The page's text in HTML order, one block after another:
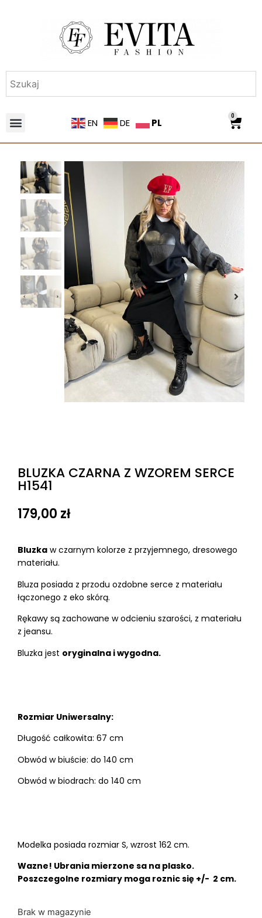
EN DE PL
0
BLUZKA CZARNA Z WZOREM SERCE
H1541
179,00 zł
Bluzka w czarnym kolorze z przyjemnego, dresowego
materiału.
Bluza posiada z przodu ozdobne serce z materiału
łączonego z eko skórą.
Rękawy są zachowane w odcieniu szarości, z materiału
z jeansu.
Bluzka jest oryginalna i wygodna.
Rozmiar Uniwersalny:
Długość całkowita: 67 cm
Obwód w biuście: do 140 cm
Obwód w biodrach: do 140 cm
Modelka posiada rozmiar S, wzrost 162 cm.
Wazne! Ubrania mierzone sa na plasko.
Poszczegolne rozmiary moga roznic się +/- 2 cm.
Brak w magazynie